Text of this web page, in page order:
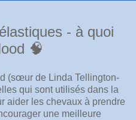
- à quoi
🧠
(sœur de Linda Tellington-
qui sont utilisés dans la
aider les chevaux à prendre
une meilleure